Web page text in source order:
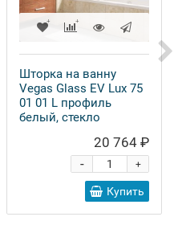
Шторка на ванну
Vegas Glass EV Lux 75
01 01 L профиль
белый, стекло
20 764 ₽
+
-
Купить